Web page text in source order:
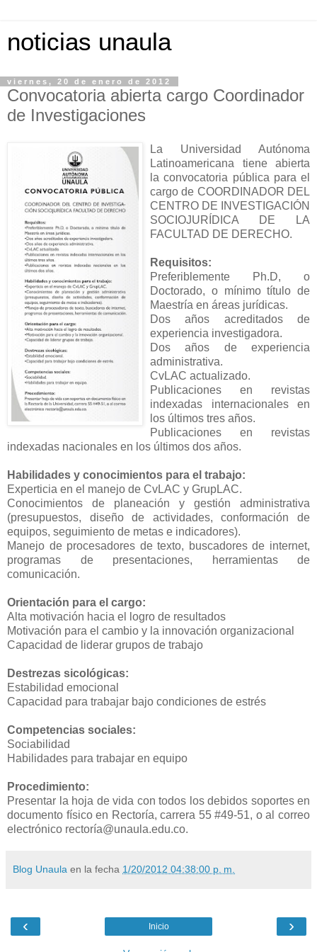
noticias unaula
viernes, 20 de enero de 2012
Convocatoria abierta cargo Coordinador
de Investigaciones
La Universidad Autónoma
Latinoamericana tiene abierta
la convocatoria pública para el
cargo de COORDINADOR DEL
CENTRO DE INVESTIGACIÓN
SOCIOJURÍDICA DE LA
FACULTAD DE DERECHO.
Requisitos:
Preferiblemente Ph.D, o
Doctorado, o mínimo título de
Maestría en áreas jurídicas.
Dos años acreditados de
experiencia investigadora.
Dos años de experiencia
administrativa.
CvLAC actualizado.
Publicaciones en revistas
indexadas internacionales en
los últimos tres años.
Publicaciones en revistas
indexadas nacionales en los últimos dos años.
Habilidades y conocimientos para el trabajo:
Experticia en el manejo de CvLAC y GrupLAC.
Conocimientos de planeación y gestión administrativa
(presupuestos, diseño de actividades, conformación de
equipos, seguimiento de metas e indicadores).
Manejo de procesadores de texto, buscadores de internet,
programas de presentaciones, herramientas de
comunicación.
Orientación para el cargo:
Alta motivación hacia el logro de resultados
Motivación para el cambio y la innovación organizacional
Capacidad de liderar grupos de trabajo
Destrezas sicológicas:
Estabilidad emocional
Capacidad para trabajar bajo condiciones de estrés
Competencias sociales:
Sociabilidad
Habilidades para trabajar en equipo
Procedimiento:
Presentar la hoja de vida con todos los debidos soportes en
documento físico en Rectoría, carrera 55 #49-51, o al correo
electrónico rectoría@unaula.edu.co.
Blog Unaula en la fecha 1/20/2012 04:38:00 p. m.
‹ ›
Inicio